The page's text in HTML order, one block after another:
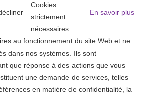
En savoir plus
Cookies
strictement
nécessaires
au fonctionnement du site Web et ne
dans nos systèmes. Ils sont
que réponse à des actions que vous
une demande de services, telles
en matière de confidentialité, la